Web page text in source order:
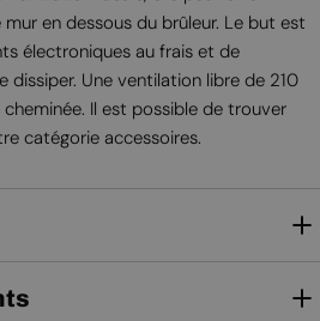
en dessous du brûleur. Le but est
électroniques au frais et de
dissiper. Une ventilation libre de 210
Il est possible de trouver
catégorie accessoires.